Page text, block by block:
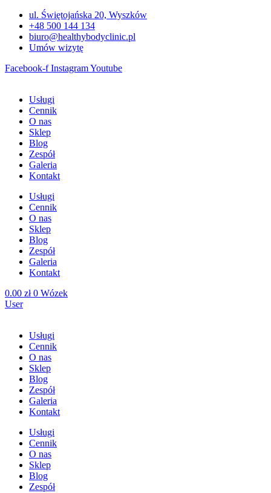
Przejdź
treści
ul. Świętojańska 20, Wyszków
+48 500 144 134
biuro@healthybodyclinic.pl
Umów wizytę
Facebook-f InstagramYoutube
Usługi
Cennik
O nas
Sklep
Blog
Zespół
Galeria
Kontakt
Usługi
Cennik
O nas
Sklep
Blog
Zespół
Galeria
Kontakt
0.00 zł 0 Wózek
User
Usługi
Cennik
O nas
Sklep
Blog
Zespół
Galeria
Kontakt
Usługi
Cennik
O nas
Sklep
Blog
Zespół